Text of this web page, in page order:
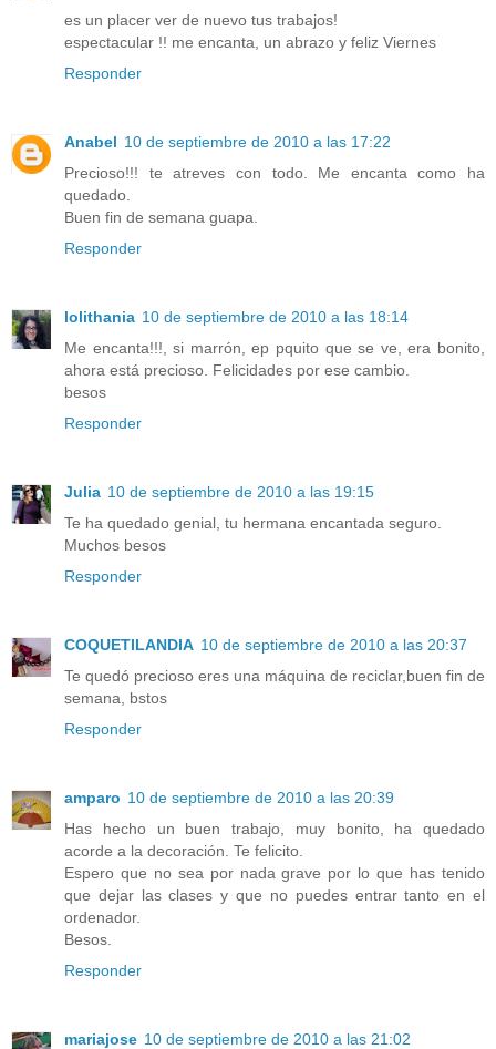
es un placer ver de nuevo tus trabajos!
espectacular !! me encanta, un abrazo y feliz Viernes
Responder
Anabel 10 de septiembre de 2010 a las 17:22
Precioso!!! te atreves con todo. Me encanta como ha
quedado.
Buen fin de semana guapa.
Responder
lolithania 10 de septiembre de 2010 a las 18:14
Me encanta!!!, si marrón, ep pquito que se ve, era bonito,
ahora está precioso. Felicidades por ese cambio.
besos
Responder
Julia 10 de septiembre de 2010 a las 19:15
Te ha quedado genial, tu hermana encantada seguro.
Muchos besos
Responder
COQUETILANDIA 10 de septiembre de 2010 a las 20:37
Te quedó precioso eres una máquina de reciclar,buen fin de
semana, bstos
Responder
amparo 10 de septiembre de 2010 a las 20:39
Has hecho un buen trabajo, muy bonito, ha quedado
acorde a la decoración. Te felicito.
Espero que no sea por nada grave por lo que has tenido
que dejar las clases y que no puedes entrar tanto en el
ordenador.
Besos.
Responder
mariajose 10 de septiembre de 2010 a las 21:02